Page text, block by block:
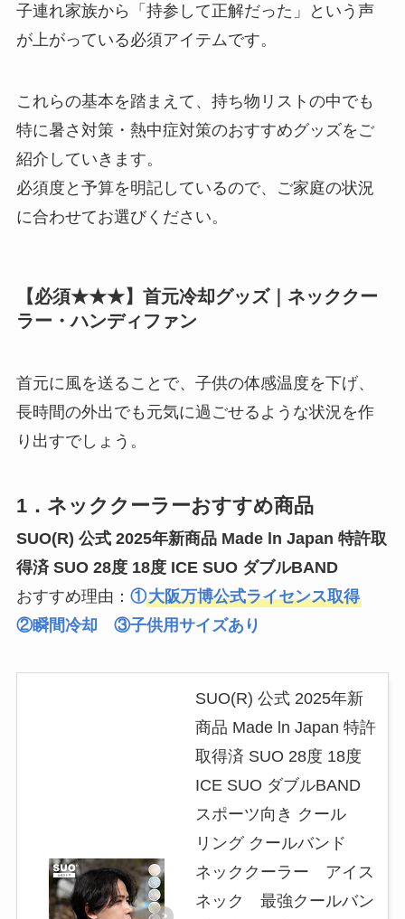
子連れ家族から「持参して正解だった」という声
が上がっている必須アイテムです。
これらの基本を踏まえて、持ち物リストの中でも
特に暑さ対策・熱中症対策のおすすめグッズをご
紹介していきます。
必須度と予算を明記しているので、ご家庭の状況
に合わせてお選びください。
【必須★★★】首元冷却グッズ｜ネッククー
ラー・ハンディファン
首元に風を送ることで、子供の体感温度を下げ、
長時間の外出でも元気に過ごせるような状況を作
り出すでしょう。
1．ネッククーラーおすすめ商品
SUO(R) 公式 2025年新商品 Made ln Japan 特許取
得済 SUO 28度 18度 ICE SUO ダブルBAND
おすすめ理由： ①大阪万博公式ライセンス取得
②瞬間冷却 ③子供用サイズあり
SUO(R) 公式 2025年新
商品 Made ln Japan 特許
取得済 SUO 28度 18度
ICE SUO ダブルBAND
スポーツ向き クール
リング クールバンド
ネッククーラー アイス
ネック 最強クールバン